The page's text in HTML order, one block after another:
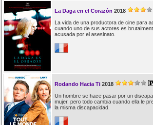
La Daga en el Corazón 2018
La vida de una productora de cine para
cuando uno de sus actores es
acusada por el asesinato.
Rodando Hacia Ti 2018
Un hombre se hace pasar por un
mujer, pero todo cambia cuando ella le
la misma discapacidad.